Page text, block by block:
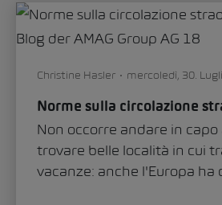
Christine Hasler mercoledì, 30.
Norme sulla circolazione
Non occorre andare in
trovare belle località in cui
vacanze: anche l'Europa ha